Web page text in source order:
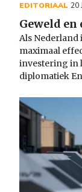
EDITORIAAL 20
Geweld
Als Nederland
maximaal
investering in
diplomatiek